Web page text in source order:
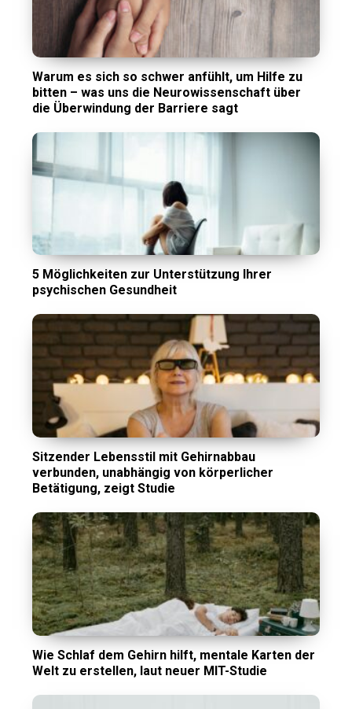
Warum es sich so schwer anfühlt, um Hilfe zu
bitten – was uns die Neurowissenschaft über
die Überwindung der Barriere sagt
5 Möglichkeiten zur Unterstützung Ihrer
psychischen Gesundheit
Sitzender Lebensstil mit Gehirnabbau
verbunden, unabhängig von körperlicher
Betätigung, zeigt Studie
Wie Schlaf dem Gehirn hilft, mentale Karten der
Welt zu erstellen, laut neuer MIT-Studie